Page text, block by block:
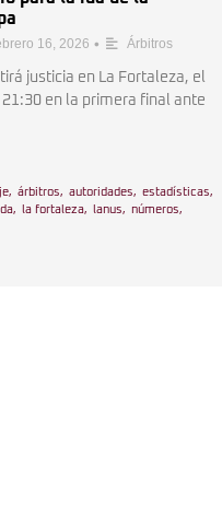
16, 2026 • Árbitros
justicia en La Fortaleza, el
en la primera final ante
, árbitros, autoridades, estadísticas,
, la fortaleza, lanus, números,